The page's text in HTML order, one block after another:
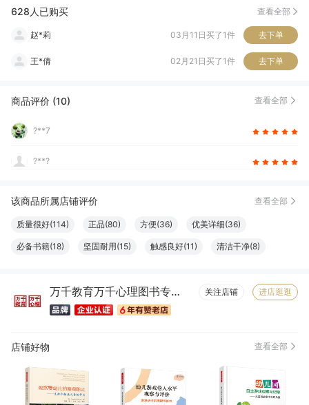
628人已购买 查看全部
孙* 去下单
赵*莉 03月11日买了1件 去下单
王*倩 02月21日买了1件 去下单
商品评价 (10) 查看全部
?**7
?**?
该商品所属店铺评价 查看全部
质量很好(114) 正品(80) 方便(36) 优美详细(36)
必备书籍(18) 坚固耐用(15) 触感良好(11) 清洁干净(8)
包装很好(6) 大小合适(6) 真材实料(6) 纸张精良(6)
万千教育万千心理图书专营店 关注店铺 进店逛逛
店铺好物 查看全部